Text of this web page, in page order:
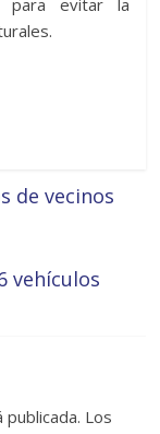
para evitar la
de vecinos
vehículos
Los